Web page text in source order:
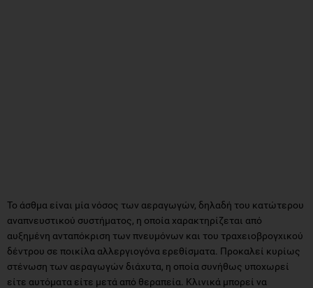
Το άσθμα είναι μία νόσος των αεραγωγών, δηλαδή του κατώτερου
αναπνευστικού συστήματος, η οποία χαρακτηρίζεται από
αυξημένη ανταπόκριση των πνευμόνων και του τραχειοβρογχικού
δέντρου σε ποικίλα αλλεργιογόνα ερεθίσματα. Προκαλεί κυρίως
στένωση των αεραγωγών διάχυτα, η οποία συνήθως υποχωρεί
είτε αυτόματα είτε μετά από θεραπεία. Κλινικά μπορεί να